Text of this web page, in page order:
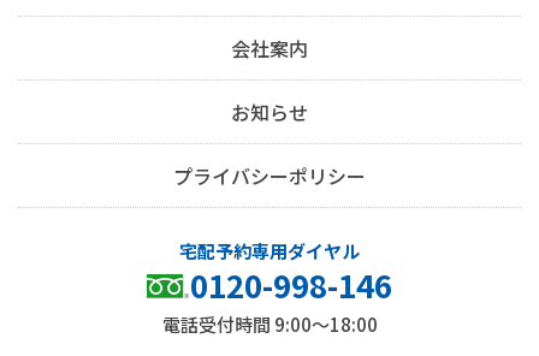
会社案内
お知らせ
プライバシーポリシー
0120-998-146
電話受付時間 9:00～18:00